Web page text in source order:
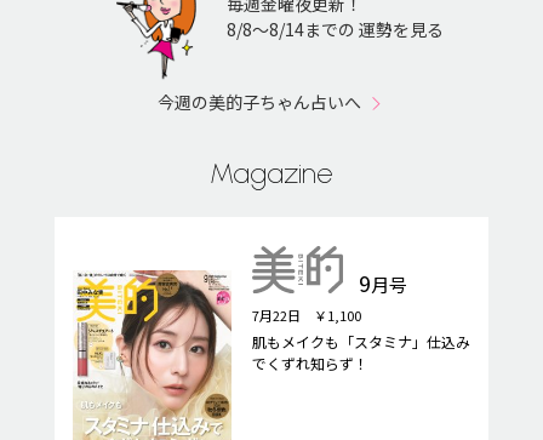
8/8〜8/14までの 運勢を見る
今週の美的子ちゃん占いへ
Magazine
9月号
7月22日 ￥1,100
肌もメイクも「スタミナ」仕込み
でくずれ知らず！